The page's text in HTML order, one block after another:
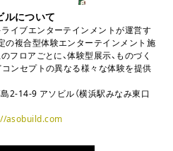
ルについて
イブエンターテインメントが運営す
の複合型体験エンターテインメント施
フロアごとに、体験型展示、ものづく
コンセプトの異なる様々な体験を提供
2-14-9 アソビル（横浜駅みなみ東口
asobuild.com